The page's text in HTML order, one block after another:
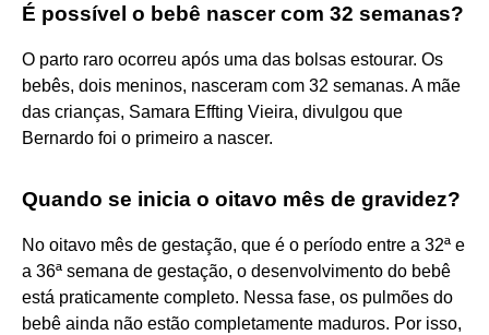
É possível o bebê nascer com 32 semanas?
O parto raro ocorreu após uma das bolsas estourar. Os
bebês, dois meninos, nasceram com 32 semanas. A mãe
das crianças, Samara Effting Vieira, divulgou que
Bernardo foi o primeiro a nascer.
Quando se inicia o oitavo mês de gravidez?
No oitavo mês de gestação, que é o período entre a 32ª e
a 36ª semana de gestação, o desenvolvimento do bebê
está praticamente completo. Nessa fase, os pulmões do
bebê ainda não estão completamente maduros. Por isso,